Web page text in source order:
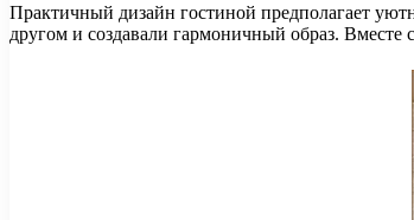
Практичный дизайн гостиной предполагает
другом и создавали гармоничный образ.